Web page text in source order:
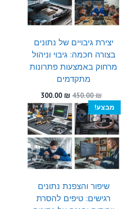
יצירת גיבויים של נתונים
בצורה חכמה: גיבוי וניהול
מרחוק באמצעות פתרונות
מתקדמים
450.00₪
המחיר
המקורי
היה:
450.00 ₪.
300.00 ₪
הנוכחי
הוא:
300.00 ₪.
מבצע!
שיפור והצפנת נתונים
רגישים: טיפים להסרת